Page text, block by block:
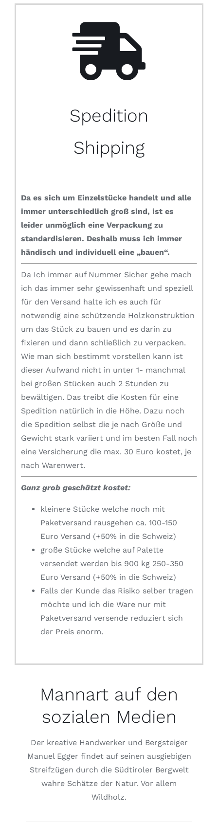
Spedition
Shipping
Da es sich um Einzelstücke handelt und alle
immer unterschiedlich groß sind, ist es
leider unmöglich eine Verpackung zu
standardisieren. Deshalb muss ich immer
händisch und individuell eine „bauen“.
Da Ich immer auf Nummer Sicher gehe mach
ich das immer sehr gewissenhaft und speziell
für den Versand halte ich es auch für
notwendig eine schützende Holzkonstruktion
um das Stück zu bauen und es darin zu
fixieren und dann schließlich zu verpacken.
Wie man sich bestimmt vorstellen kann ist
dieser Aufwand nicht in unter 1- manchmal
bei großen Stücken auch 2 Stunden zu
bewältigen. Das treibt die Kosten für eine
Spedition natürlich in die Höhe. Dazu noch
die Spedition selbst die je nach Größe und
Gewicht stark variiert und im besten Fall noch
eine Versicherung die max. 30 Euro kostet, je
nach Warenwert.
Ganz grob geschätzt kostet:
kleinere Stücke welche noch mit
Paketversand rausgehen ca. 100-150
Euro Versand (+50% in die Schweiz)
große Stücke welche auf Palette
versendet werden bis 900 kg 250-350
Euro Versand (+50% in die Schweiz)
Falls der Kunde das Risiko selber tragen
möchte und ich die Ware nur mit
Paketversand versende reduziert sich
der Preis enorm.
Mannart auf den
sozialen Medien
Der kreative Handwerker und Bergsteiger
Manuel Egger findet auf seinen ausgiebigen
Streifzügen durch die Südtiroler Bergwelt
wahre Schätze der Natur. Vor allem
Wildholz.